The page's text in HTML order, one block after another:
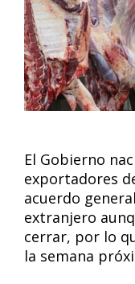
El Gobierno
exportadores
acuerdo
extranjero
cerrar, por lo
la semana